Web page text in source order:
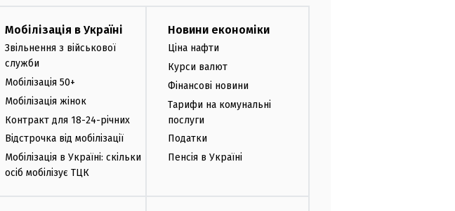
Мобілізація в Україні
Звільнення з військової
служби
Мобілізація 50+
Мобілізація жінок
Контракт для 18-24-річних
Відстрочка від мобілізації
Мобілізація в Україні: скільки
осіб мобілізує ТЦК
Новини економіки
Ціна нафти
Курси валют
Фінансові новини
Тарифи на комунальні
послуги
Податки
Пенсія в Україні